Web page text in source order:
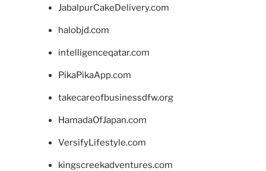
JabalpurCakeDelivery.com
halobjd.com
intelligenceqatar.com
PikaPikaApp.com
takecareofbusinessdfw.org
HamadaOfJapan.com
VersifyLifestyle.com
kingscreekadventures.com